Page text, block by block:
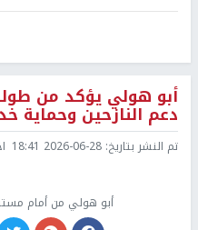
أبو هولي يؤكد من
دعم النازحين وحماية
تم النشر بتاريخ: 2026-06-28 18:41